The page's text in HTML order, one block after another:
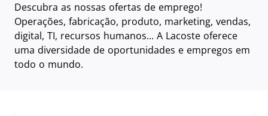
Descubra as nossas ofertas de emprego!
Operações, fabricação, produto, marketing, vendas,
digital, TI, recursos humanos... A Lacoste oferece
uma diversidade de oportunidades e empregos em
todo o mundo.